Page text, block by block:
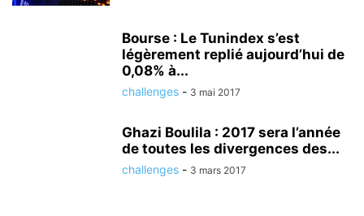
Bourse : Le Tunindex s’est
légèrement replié aujourd’hui de
0,08% à...
challenges - 3 mai 2017
Ghazi Boulila : 2017 sera l’année
de toutes les divergences des...
challenges - 3 mars 2017